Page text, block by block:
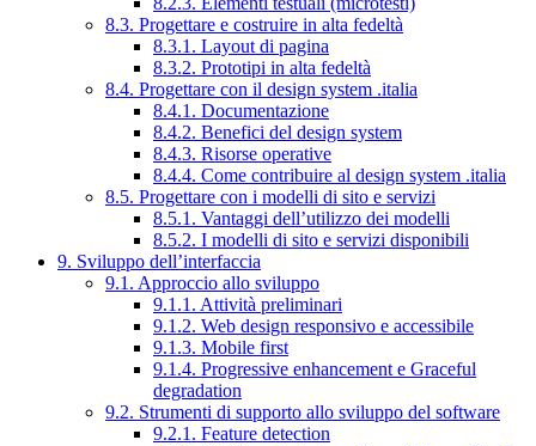
8.3. Progettare e costruire in alta fedeltà
8.3.1. Layout di pagina
8.3.2. Prototipi in alta fedeltà
8.4. Progettare con il design system .italia
8.4.1. Documentazione
8.4.2. Benefici del design system
8.4.3. Risorse operative
8.4.4. Come contribuire al design system .italia
8.5. Progettare con i modelli di sito e servizi
8.5.1. Vantaggi dell’utilizzo dei modelli
8.5.2. I modelli di sito e servizi disponibili
9. Sviluppo dell’interfaccia
9.1. Approccio allo sviluppo
9.1.1. Attività preliminari
9.1.2. Web design responsivo e accessibile
9.1.3. Mobile first
9.1.4. Progressive enhancement e Graceful
degradation
9.2. Strumenti di supporto allo sviluppo del software
9.2.1. Feature detection